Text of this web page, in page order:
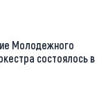
Молодежного
состоялось в